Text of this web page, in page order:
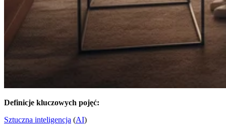
Definicje kluczowych pojęć:
Sztuczna inteligencja (AI)